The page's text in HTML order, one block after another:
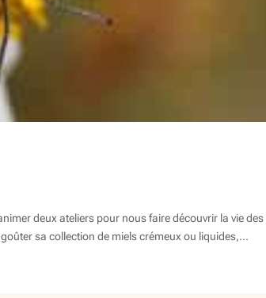
deux ateliers pour nous faire découvrir la vie des
sa collection de miels crémeux ou liquides,...